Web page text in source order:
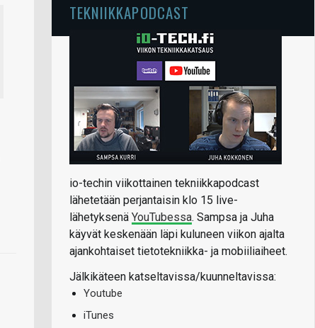
TEKNIIKKAPODCAST
io-techin viikottainen tekniikkapodcast
lähetetään perjantaisin klo 15 live-
lähetyksenä YouTubessa. Sampsa ja Juha
käyvät keskenään läpi kuluneen viikon ajalta
ajankohtaiset tietotekniikka- ja mobiiliaiheet.
Jälkikäteen katseltavissa/kuunneltavissa:
Youtube
iTunes